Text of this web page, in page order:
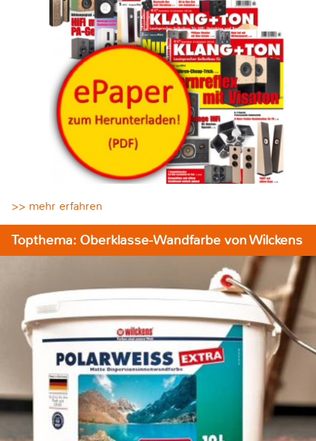
>> mehr erfahren
Topthema: Oberklasse-Wandfarbe von Wilckens